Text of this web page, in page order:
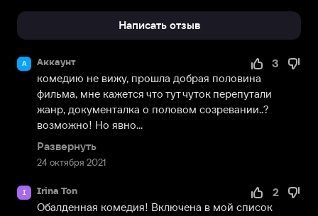
Написать отзыв
А Аккаунт
24 октября 2021
3
комедию не вижу, прошла добрая половина
фильма, мне кажется что тут чуток перепутали
жанр, документалка о половом созревании..?
возможно! Но явно...
Развернуть
I Irina Ton
2
Обалденная комедия! Включена в мой список